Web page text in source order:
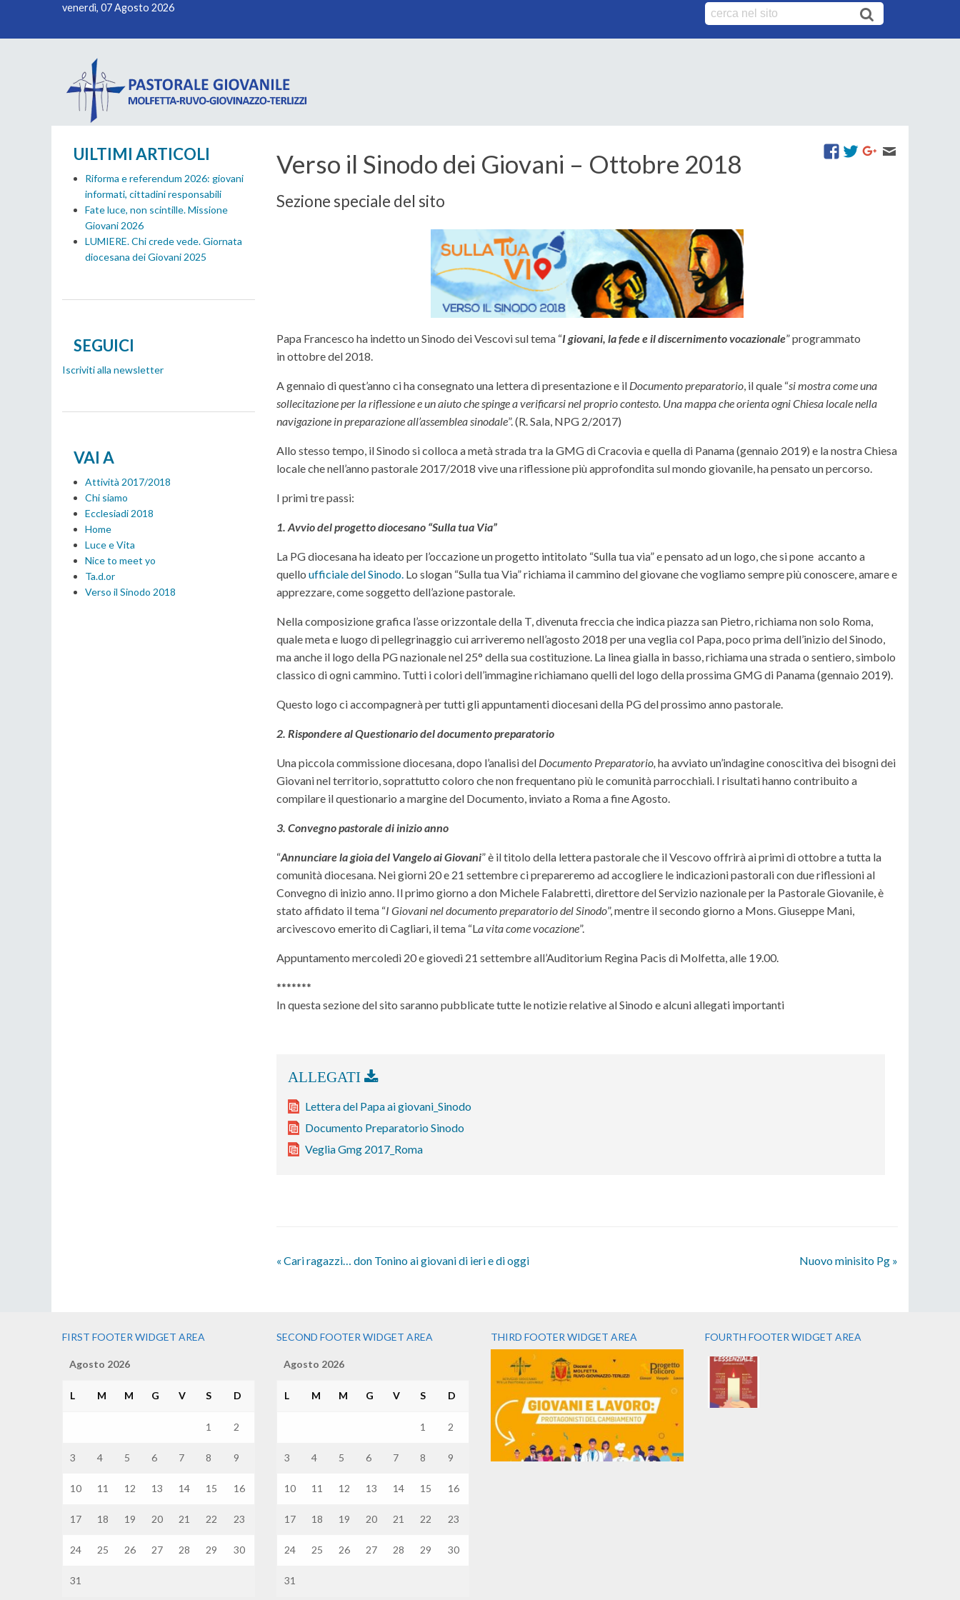
venerdì, 07 Agosto 2026
Verso il Sinodo dei Giovani – Ottobre 2018
Sezione speciale del sito
Papa Francesco ha indetto un Sinodo dei Vescovi sul tema “I giovani, la fede e il discernimento vocazionale” programmato
in ottobre del 2018.
A gennaio di quest’anno ci ha consegnato una lettera di presentazione e il Documento preparatorio , il quale “si mostra come una
sollecitazione per la riflessione e un aiuto che spinge a verificarsi nel proprio contesto. Una mappa che orienta ogni Chiesa locale nella
navigazione in preparazione all’assemblea sinodale”. (R. Sala, NPG 2/2017)
Allo stesso tempo, il Sinodo si colloca a metà strada tra la GMG di Cracovia e quella di Panama (gennaio 2019) e la nostra Chiesa
locale che nell’anno pastorale 2017/2018 vive una riflessione più approfondita sul mondo giovanile, ha pensato un percorso.
I primi tre passi:
1. Avvio del progetto diocesano “Sulla tua Via”
La PG diocesana ha ideato per l’occazione un progetto intitolato “Sulla tua via” e pensato ad un logo, che si pone accanto a
quello ufficiale del Sinodo. Lo slogan “Sulla tua Via” richiama il cammino del giovane che vogliamo sempre più conoscere, amare e
apprezzare, come soggetto dell’azione pastorale.
Nella composizione grafica l’asse orizzontale della T, divenuta freccia che indica piazza san Pietro, richiama non solo Roma,
quale meta e luogo di pellegrinaggio cui arriveremo nell’agosto 2018 per una veglia col Papa, poco prima dell’inizio del Sinodo,
ma anche il logo della PG nazionale nel 25° della sua costituzione. La linea gialla in basso, richiama una strada o sentiero, simbolo
classico di ogni cammino. Tutti i colori dell’immagine richiamano quelli del logo della prossima GMG di Panama (gennaio 2019).
Questo logo ci accompagnerà per tutti gli appuntamenti diocesani della PG del prossimo anno pastorale.
2. Rispondere al Questionario del documento preparatorio
Una piccola commissione diocesana, dopo l’analisi del Documento Preparatorio, ha avviato un’indagine conoscitiva dei bisogni dei
Giovani nel territorio, soprattutto coloro che non frequentano più le comunità parrocchiali. I risultati hanno contribuito a
compilare il questionario a margine del Documento, inviato a Roma a fine Agosto.
3. Convegno pastorale di inizio anno
“Annunciare la gioia del Vangelo aiGiovani” è il titolo della lettera pastorale che il Vescovo offrirà ai primi di ottobre a tutta la
comunità diocesana. Nei giorni 20 e 21 settembre ci prepareremo ad accogliere le indicazioni pastorali con due riflessioni al
Convegno di inizio anno. Il primo giorno a don Michele Falabretti, direttore del Servizio nazionale per la Pastorale Giovanile, è
stato affidato il tema “I Giovani nel documento preparatorio del Sinodo”, mentre il secondo giorno a Mons. Giuseppe Mani,
arcivescovo emerito di Cagliari, il tema “L a vita come vocazione”.
Appuntamento mercoledì 20 e giovedì 21 settembre all’Auditorium Regina Pacis di Molfetta, alle 19.00.
*******
In questa sezione del sito saranno pubblicate tutte le notizie relative al Sinodo e alcuni allegati importanti
Lettera del Papa ai giovani_Sinodo
Documento Preparatorio Sinodo
Veglia Gmg 2017_Roma
« Cari ragazzi… don Tonino ai giovani di ieri e di oggi Nuovo minisito Pg »
UILTIMI ARTICOLI
Riforma e referendum 2026: giovani
informati, cittadini responsabili
Fate luce, non scintille. Missione
Giovani 2026
LUMIERE. Chi crede vede. Giornata
diocesana dei Giovani 2025
SEGUICI
Iscriviti alla newsletter
VAI A
Attività 2017/2018
Chi siamo
Ecclesiadi 2018
Home
Luce e Vita
Nice to meet yo
Ta.d.or
Verso il Sinodo 2018
FIRST FOOTER WIDGET AREA
Agosto 2026
L M M G V S D
1 2
3 4 5 6 7 8 9
10 11 12 13 14 15 16
17 18 19 20 21 22 23
24 25 26 27 28 29 30
31
SECOND FOOTER WIDGET AREA
Agosto 2026
L M M G V S D
1 2
3 4 5 6 7 8 9
10 11 12 13 14 15 16
17 18 19 20 21 22 23
24 25 26 27 28 29 30
31
THIRD FOOTER WIDGET AREA FOURTH FOOTER WIDGET AREA